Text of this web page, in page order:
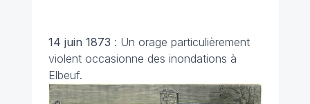
14 juin 1873 : Un orage particulièrement
violent occasionne des inondations à
Elbeuf.